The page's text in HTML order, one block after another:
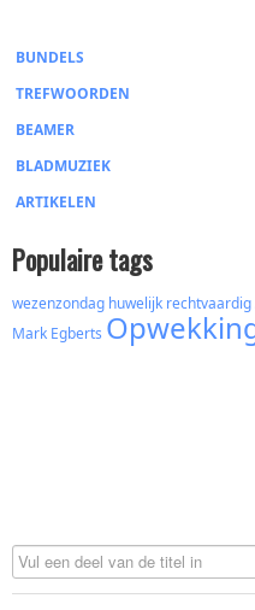
BUNDELS
TREFWOORDEN
BEAMER
BLADMUZIEK
ARTIKELEN
Populaire tags
wezenzondag huwelijk rechtvaardig
Mark Egberts
Vul een deel van de titel in